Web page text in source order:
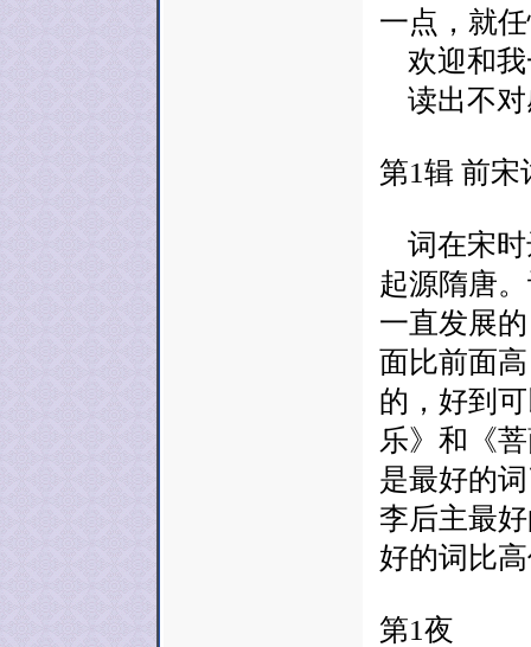
一点，就
欢迎和我
读出不对
第1辑 前宋
词在宋时
起源隋唐
一直发展
面比前面
的，好到
乐》和《
是最好的
李后主最
好的词比
第1夜